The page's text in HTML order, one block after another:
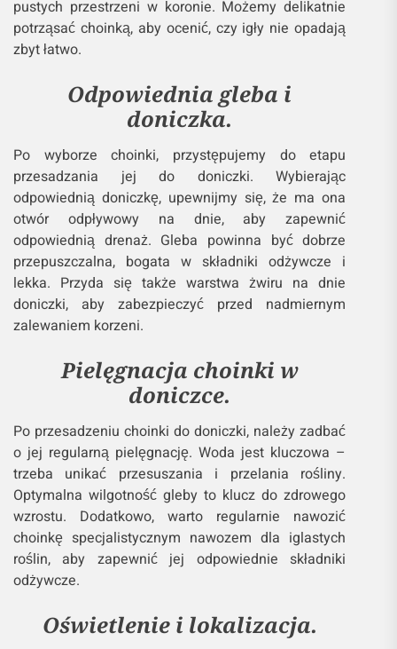
pustych przestrzeni w koronie. Możemy delikatnie
potrząsać choinką, aby ocenić, czy igły nie opadają
zbyt łatwo.
Odpowiednia gleba i
doniczka.
Po wyborze choinki, przystępujemy do etapu
przesadzania jej do doniczki. Wybierając
odpowiednią doniczkę, upewnijmy się, że ma ona
otwór odpływowy na dnie, aby zapewnić
odpowiednią drenaż. Gleba powinna być dobrze
przepuszczalna, bogata w składniki odżywcze i
lekka. Przyda się także warstwa żwiru na dnie
doniczki, aby zabezpieczyć przed nadmiernym
zalewaniem korzeni.
Pielęgnacja choinki w
doniczce.
Po przesadzeniu choinki do doniczki, należy zadbać
o jej regularną pielęgnację. Woda jest kluczowa –
trzeba unikać przesuszania i przelania rośliny.
Optymalna wilgotność gleby to klucz do zdrowego
wzrostu. Dodatkowo, warto regularnie nawozić
choinkę specjalistycznym nawozem dla iglastych
roślin, aby zapewnić jej odpowiednie składniki
odżywcze.
Oświetlenie i lokalizacja.